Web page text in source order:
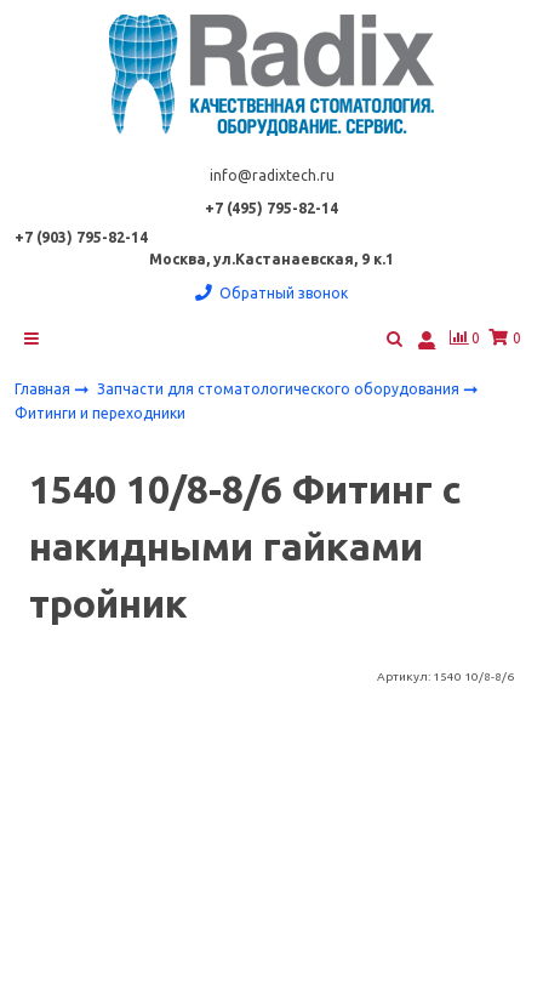
info@radixtech.ru
+7 (495) 795-82-14
+7 (903) 795-82-14
Москва, ул.Кастанаевская, 9 к.1
Обратный звонок
0 0
Главная
Запчасти для стоматологического оборудования
Фитинги и переходники
1540 10/8-8/6 Фитинг с
накидными гайками
тройник
Артикул: 1540 10/8-8/6